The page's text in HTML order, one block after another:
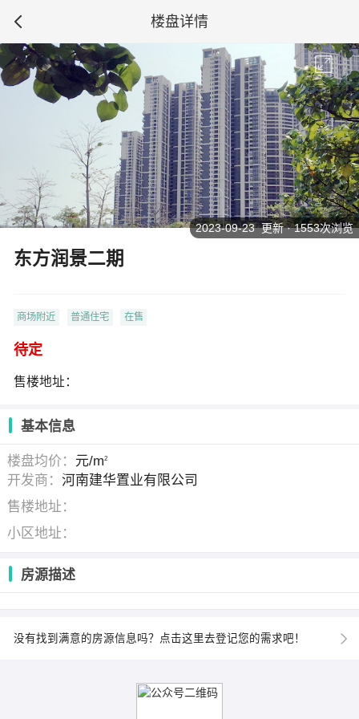
楼盘详情
东方润景二期
商场附近 普通住宅 在售
待定
售楼地址：
2023-09-23 更新 · 1553次浏览
基本信息
楼盘均价： 元/m2
开发商：河南建华置业有限公司
售楼地址：
小区地址：
房源描述
没有找到满意的房源信息吗？点击这里去登记您的需求吧！